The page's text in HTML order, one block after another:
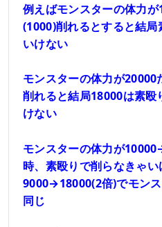
例えばモンスターの体力
(1000)削れるとすると結
いけない
モンスターの体力が
削れると結局18000は素
けない
モンスターの体力が
時、素殴りで削らなきゃ
9000→18000(2倍)でモン
同じ